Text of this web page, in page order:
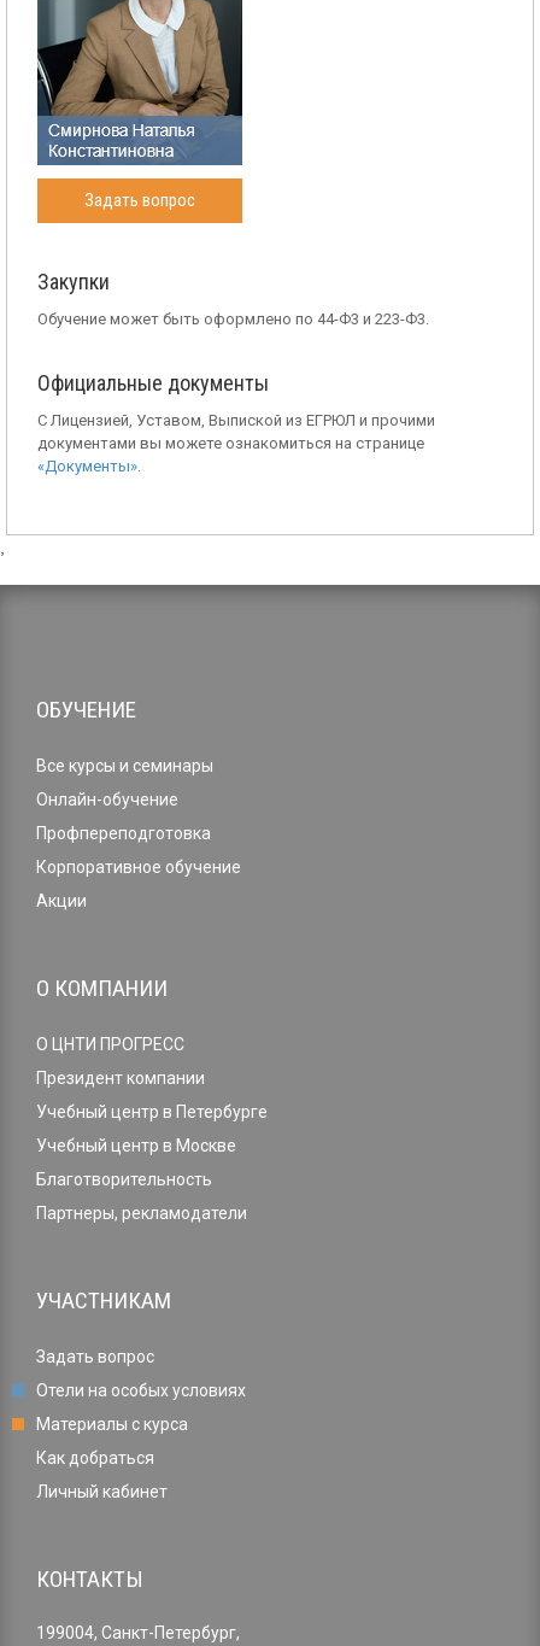
Задать вопрос
Закупки
Обучение может быть оформлено по 44-Ф3 и 223-Ф3.
Официальные документы
С Лицензией, Уставом, Выпиской из ЕГРЮЛ и прочими
документами вы можете ознакомиться на странице
«Документы».
ОБУЧЕНИЕ
Все курсы и семинары
Онлайн-обучение
Профпереподготовка
Корпоративное обучение
Акции
О КОМПАНИИ
О ЦНТИ ПРОГРЕСС
Президент компании
Учебный центр в Петербурге
Учебный центр в Москве
Благотворительность
Партнеры, рекламодатели
УЧАСТНИКАМ
Задать вопрос
Отели на особых условиях
Материалы с курса
Как добраться
Личный кабинет
КОНТАКТЫ
199004, Санкт-Петербург,